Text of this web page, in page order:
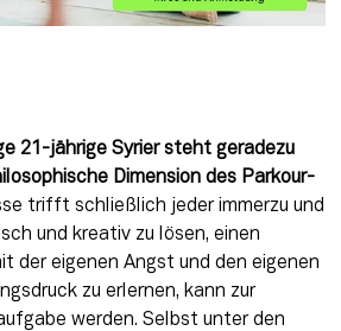
21-jährige Syrier steht geradezu
Dimension des Parkour-
trifft schließlich jeder immerzu und
und kreativ zu lösen, einen
der eigenen Angst und den eigenen
zu erlernen, kann zur
werden. Selbst unter den